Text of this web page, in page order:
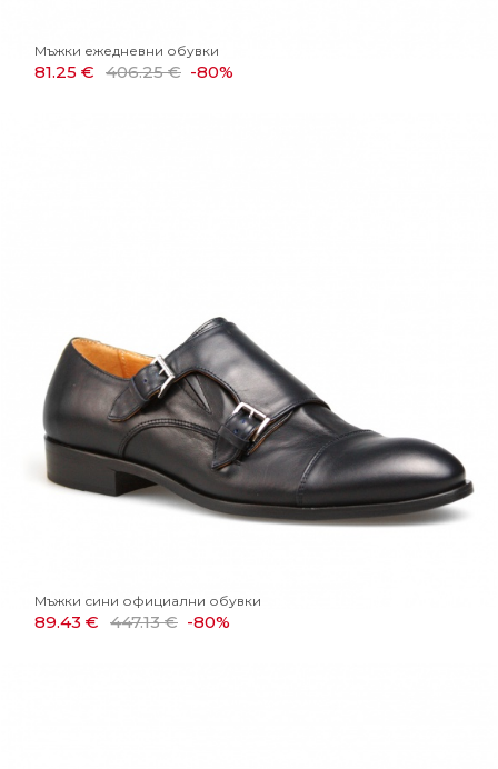
Мъжки ежедневни обувки
81.25 € 406.25 € -80%
Мъжки сини официални обувки
89.43 € 447.13 € -80%